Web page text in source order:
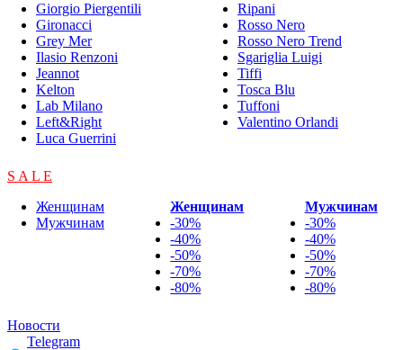
Giorgio Piergentili
Gironacci
Grey Mer
Ilasio Renzoni
Jeannot
Kelton
Lab Milano
Left&Right
Luca Guerrini
Ripani
Rosso Nero
Rosso Nero Trend
Sgariglia Luigi
Tiffi
Tosca Blu
Tuffoni
Valentino Orlandi
S A L E
Женщинам
Мужчинам
Женщинам
-30%
-40%
-50%
-70%
-80%
Мужчинам
-30%
-40%
-50%
-70%
-80%
Новости
Telegram